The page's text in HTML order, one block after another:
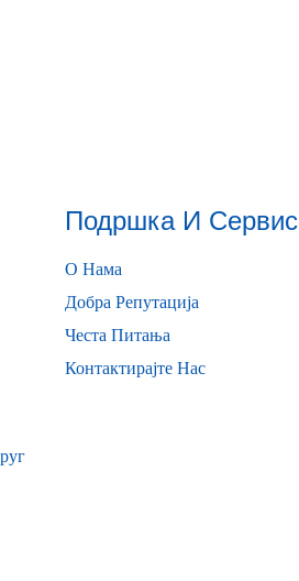
Подршка И Сервис
О Нама
Добра Репутација
Честа Питања
Контактирајте Нас